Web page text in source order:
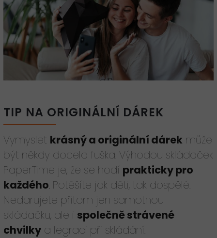
TIP NA ORIGINÁLNÍ DÁREK
Vymyslet krásný a originální dárek může
být někdy docela fuška. Výhodou skládaček
PaperTime je, že se hodí prakticky pro
každého. Potěšíte jak děti, tak dospělé.
Nedarujete přitom jen samotnou
skládačku, ale i společně strávené
chvilky a legraci při skládání.